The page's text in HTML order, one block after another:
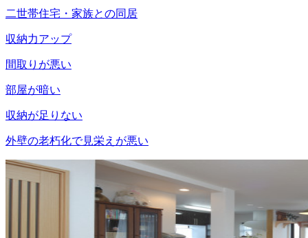
二世帯住宅・家族との同居
収納力アップ
間取りが悪い
部屋が暗い
収納が足りない
外壁の老朽化で見栄えが悪い